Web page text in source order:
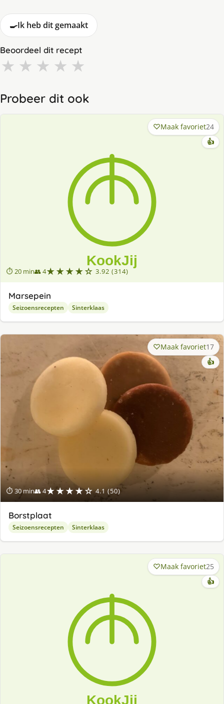
🍳Ik heb dit gemaakt
Beoordeel dit recept
★ ★ ★ ★ ★
Probeer dit ook
⏱ 20 min👥 4★★★★☆ 3.92 (314)
Maak favoriet24
👍
Marsepein
Seizoensrecepten Sinterklaas
⏱ 30 min👥 4★★★★☆ 4.1 (50)
Maak favoriet17
👍
Borstplaat
Seizoensrecepten Sinterklaas
Maak favoriet25
👍